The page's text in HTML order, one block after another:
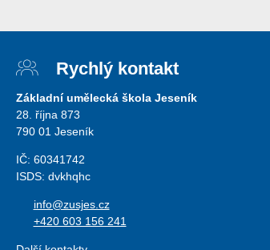
Rychlý kontakt
Základní umělecká škola Jeseník
28. října 873
790 01 Jeseník
IČ: 60341742
ISDS: dvkhqhc
info@zusjes.cz
+420 603 156 241